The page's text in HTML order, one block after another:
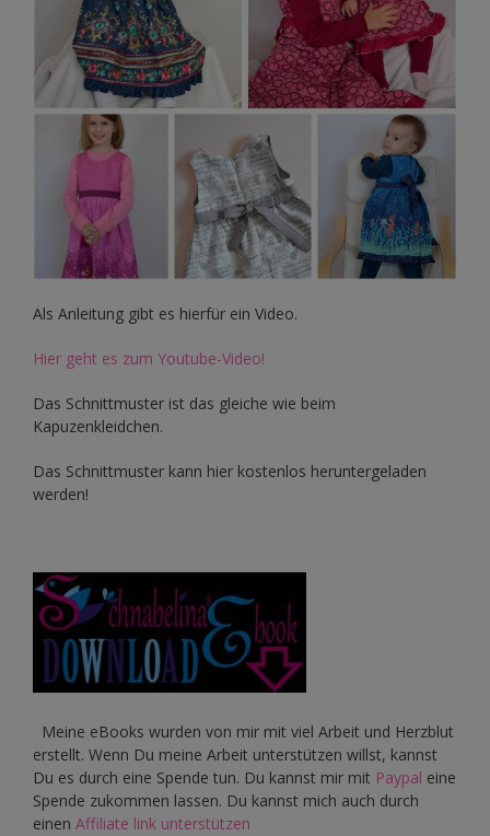
Als Anleitung gibt es hierfür ein Video.
Hier geht es zum Youtube-Video!
Das Schnittmuster ist das gleiche wie beim
Kapuzenkleidchen.
Das Schnittmuster kann hier kostenlos heruntergeladen
werden!
Meine eBooks wurden von mir mit viel Arbeit und Herzblut
erstellt. Wenn Du meine Arbeit unterstützen willst, kannst
Du es durch eine Spende tun. Du kannst mir mit Paypal eine
Spende zukommen lassen. Du kannst mich auch durch
einen Affiliate link unterstützen